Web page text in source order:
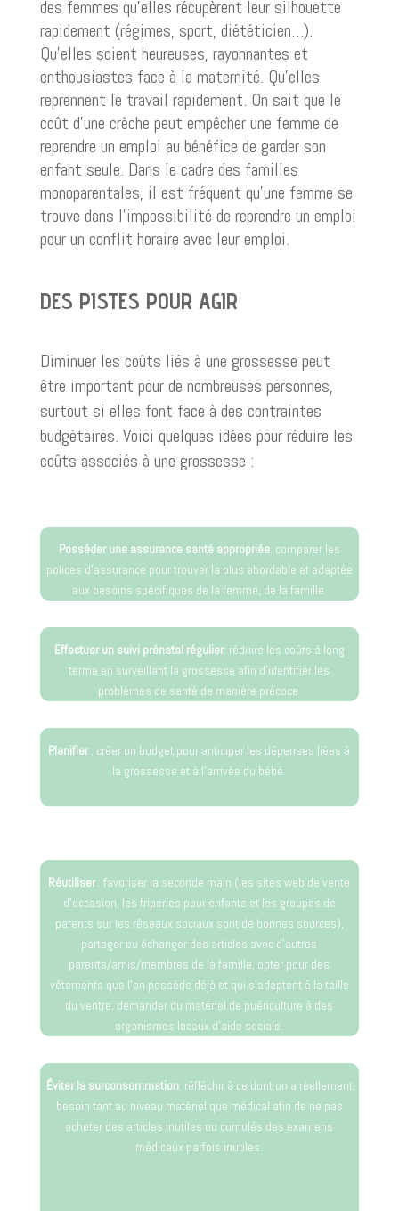
des femmes qu’elles récupèrent leur silhouette
rapidement (régimes, sport, diététicien…).
Qu’elles soient heureuses, rayonnantes et
enthousiastes face à la maternité. Qu’elles
reprennent le travail rapidement. On sait que le
coût d’une crèche peut empêcher une femme de
reprendre un emploi au bénéfice de garder son
enfant seule. Dans le cadre des familles
monoparentales, il est fréquent qu’une femme se
trouve dans l’impossibilité de reprendre un emploi
pour un conflit horaire avec leur emploi.
DES PISTES POUR AGIR
Diminuer les coûts liés à une grossesse peut
être important pour de nombreuses personnes,
surtout si elles font face à des contraintes
budgétaires. Voici quelques idées pour réduire les
coûts associés à une grossesse :
Posséder une assurance santé appropriée: comparer les
polices d’assurance pour trouver la plus abordable et adaptée
aux besoins spécifiques de la femme, de la famille.
Effectuer un suivi prénatal régulier: réduire les coûts à long
terme en surveillant la grossesse afin d’identifier les
problèmes de santé de manière précoce.
Planifier: créer un budget pour anticiper les dépenses liées à
la grossesse et à l’arrivée du bébé.
Réutiliser: favoriser la seconde main (les sites web de vente
d’occasion, les friperies pour enfants et les groupes de
parents sur les réseaux sociaux sont de bonnes sources),
partager ou échanger des articles avec d’autres
parents/amis/membres de la famille, opter pour des
vêtements que l’on possède déjà et qui s’adaptent à la taille
du ventre, demander du matériel de puériculture à des
organismes locaux d’aide sociale.
Éviter la surconsommation: réfléchir à ce dont on a réellement
besoin tant au niveau matériel que médical afin de ne pas
acheter des articles inutiles ou cumulés des examens
médicaux parfois inutiles.